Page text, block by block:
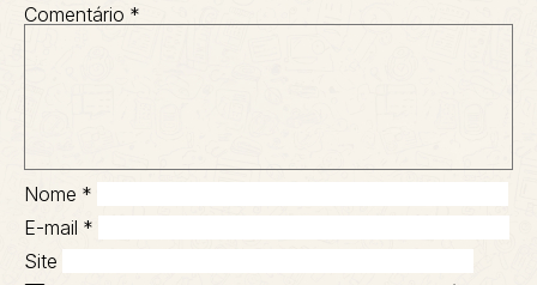
Comentário *
Nome *
E-mail *
Site